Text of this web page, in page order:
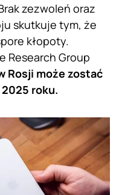
zezwoleń oraz
skutkuje tym, że
kłopoty.
Research Group
Rosji może zostać
roku.